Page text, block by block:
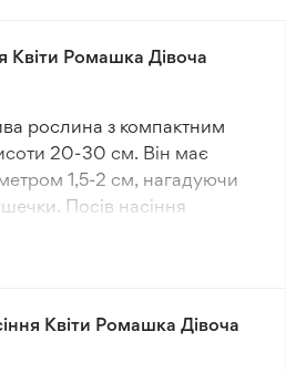
Квіти Ромашка Дівоча
рослина з компактним
20-30 см. Він має
1,5-2 см, нагадуючи
Посів насіння
більш раннього цвітіння.
чудово підходить для
кам'янистих гірок і
Квіти Ромашка Дівоча